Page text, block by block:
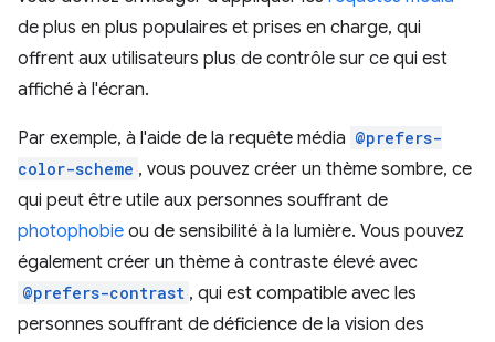
de plus en plus populaires et prises en charge, qui
offrent aux utilisateurs plus de contrôle sur ce qui est
affiché à l'écran.
Par exemple, à l'aide de la requête média @prefers-
color-scheme , vous pouvez créer un thème sombre, ce
qui peut être utile aux personnes souffrant de
photophobie ou de sensibilité à la lumière. Vous pouvez
également créer un thème à contraste élevé avec
@prefers-contrast , qui est compatible avec les
personnes souffrant de déficience de la vision des